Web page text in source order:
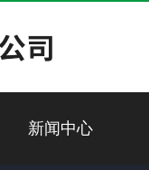
新闻中心